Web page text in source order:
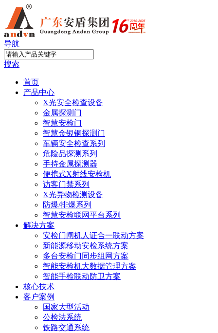
导航
搜索
首页
产品中心
X光安全检查设备
金属探测门
智慧安检门
智慧金银铜探测门
车辆安全检查系列
危险品探测系列
手持金属探测器
便携式X射线安检机
访客门禁系列
X光异物检测设备
防爆/排爆系列
智慧安检联网平台系列
解决方案
安检门闸机人证合一联动方案
新能源移动安检系统方案
多台安检门同步组网方案
智能安检机大数据管理方案
智能手检联动防卫方案
核心技术
客户案例
国家大型活动
公检法系统
铁路交通系统